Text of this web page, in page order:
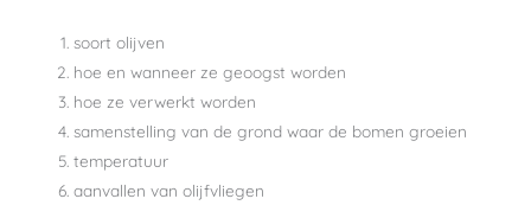
soort olijven
hoe en wanneer ze geoogst worden
hoe ze verwerkt worden
samenstelling van de grond waar de bomen groeien
temperatuur
aanvallen van olijfvliegen